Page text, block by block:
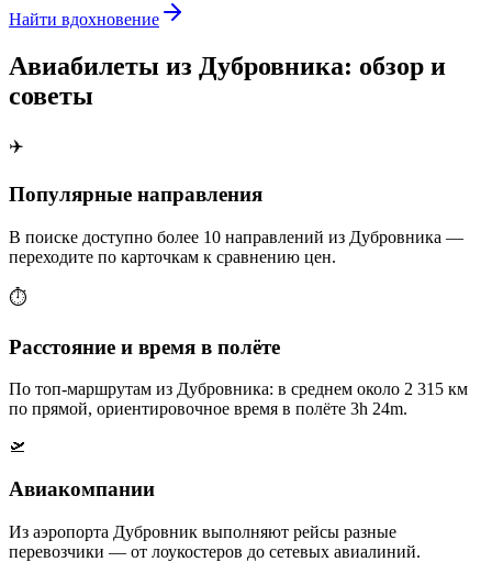
Найти вдохновение
Авиабилеты из Дубровника: обзор и
советы
✈️
Популярные направления
В поиске доступно более 10 направлений из Дубровника —
переходите по карточкам к сравнению цен.
⏱️
Расстояние и время в полёте
По топ-маршрутам из Дубровника: в среднем около 2 315 км
по прямой, ориентировочное время в полёте 3h 24m.
🛫
Авиакомпании
Из аэропорта Дубровник выполняют рейсы разные
перевозчики — от лоукостеров до сетевых авиалиний.